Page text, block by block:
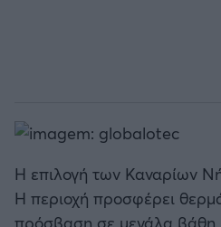
Η επιλογή των Καναρίων
Η περιοχή προσφέρει
πρόσβαση σε μεγάλα βάθη